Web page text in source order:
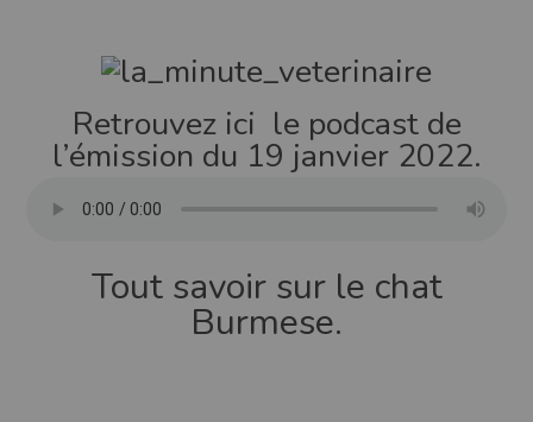
Retrouvez ici le podcast de
l’émission du 19 janvier 2022.
Tout savoir sur le chat
Burmese.